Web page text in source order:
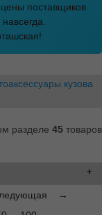
поставщиков
кузова
разделе 45 товаров
→